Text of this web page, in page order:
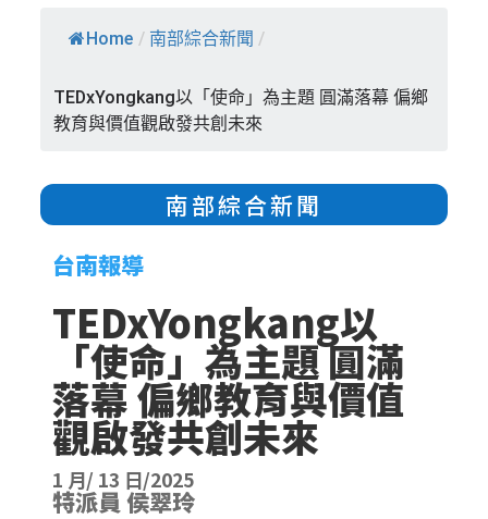
Home / 南部綜合新聞 /
TEDxYongkang以「使命」為主題 圓滿落幕 偏鄉
教育與價值觀啟發共創未來
南部綜合新聞
台南報導
TEDxYongkang以
「使命」為主題 圓滿
落幕 偏鄉教育與價值
觀啟發共創未來
1 月/ 13 日/2025
特派員 侯翠玲